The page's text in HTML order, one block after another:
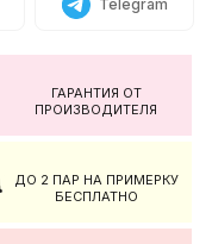
Telegram
ГАРАНТИЯ ОТ
ПРОИЗВОДИТЕЛЯ
ДО 2 ПАР НА ПРИМЕРКУ
БЕСПЛАТНО